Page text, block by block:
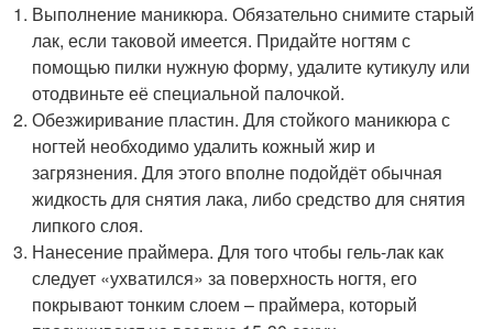
Выполнение маникюра. Обязательно снимите старый
лак, если таковой имеется. Придайте ногтям с
помощью пилки нужную форму, удалите кутикулу или
отодвиньте её специальной палочкой.
Обезжиривание пластин. Для стойкого маникюра с
ногтей необходимо удалить кожный жир и
загрязнения. Для этого вполне подойдёт обычная
жидкость для снятия лака, либо средство для снятия
липкого слоя.
Нанесение праймера. Для того чтобы гель-лак как
следует «ухватился» за поверхность ногтя, его
покрывают тонким слоем – праймера, который